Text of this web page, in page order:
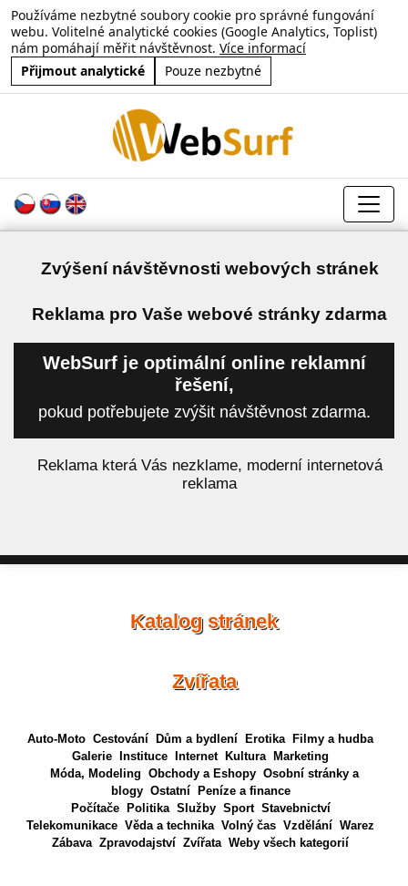
Používáme nezbytné soubory cookie pro správné fungování
webu. Volitelné analytické cookies (Google Analytics, Toplist)
nám pomáhají měřit návštěvnost. Více informací
Přijmout analytické
Pouze nezbytné
Zvýšení návštěvnosti webových stránek
Reklama pro Vaše webové stránky zdarma
WebSurf je optimální online reklamní
řešení,
pokud potřebujete zvýšit návštěvnost zdarma.
Reklama která Vás nezklame, moderní internetová
reklama
Katalog stránek
Zvířata
Auto-Moto Cestování Dům a bydlení Erotika
Filmy a hudba
Galerie
Instituce Internet Kultura
Marketing
Móda, Modeling Obchody a Eshopy Osobní stránky a
blogy Ostatní
Peníze a finance
Počítače
Politika Služby Sport Stavebnictví
Telekomunikace Věda a technika Volný čas Vzdělání Warez
Zábava Zpravodajství Zvířata Weby všech kategorií